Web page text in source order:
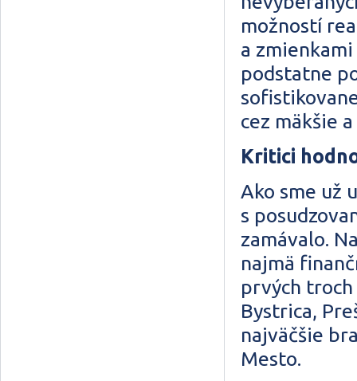
možností
a
podstatne
cez mäkšie
Kritici
Ako sme už
s
zamávalo.
najmä
prvých troch
Bystrica,
najväčšie
Mesto.